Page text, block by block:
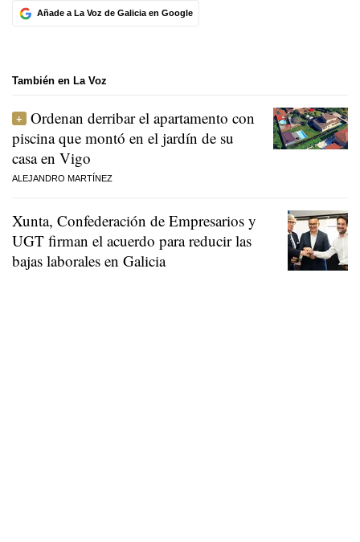
Añade a La Voz de Galicia en Google
También en La Voz
Ordenan derribar el apartamento con
piscina que montó en el jardín de su
casa en Vigo
ALEJANDRO MARTÍNEZ
Xunta, Confederación de Empresarios y
UGT firman el acuerdo para reducir las
bajas laborales en Galicia